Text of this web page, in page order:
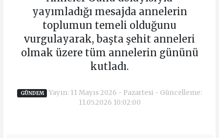
yayımladığı mesajda annelerin
toplumun temeli olduğunu
vurgulayarak, başta şehit anneleri
olmak üzere tüm annelerin gününü
kutladı.
GÜNDEM
Yayın: 11 Mayıs 2026 - Pazartesi - Güncelleme:
11.05.2026 10:02:00